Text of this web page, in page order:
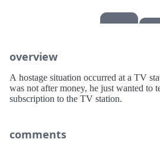
overview
A hostage situation occurred at a TV
was not after money, he just wanted to
subscription to the TV station.
comments